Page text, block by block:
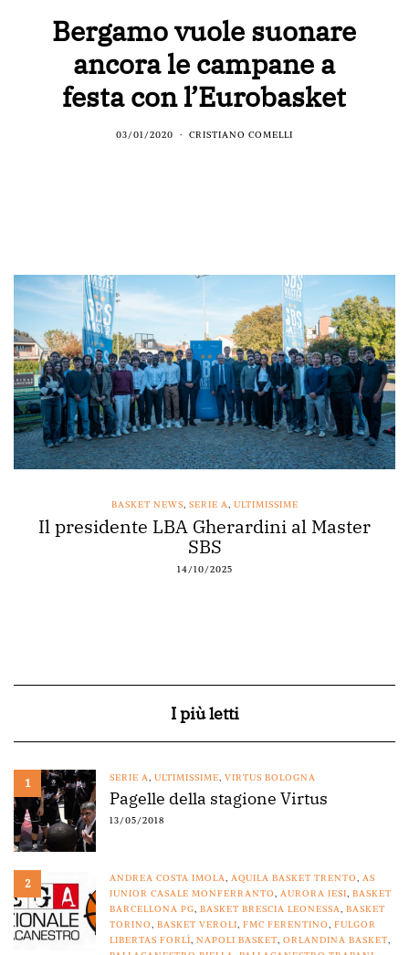
Bergamo vuole suonare
ancora le campane a
festa con l’Eurobasket
03/01/2020 CRISTIANO COMELLI
BASKET NEWS, SERIE A, ULTIMISSIME
Il presidente LBA Gherardini al Master
SBS
14/10/2025
I più letti
1 SERIE A, ULTIMISSIME, VIRTUS BOLOGNA
Pagelle della stagione Virtus
13/05/2018
2 ANDREA COSTA IMOLA, AQUILA BASKET TRENTO, AS
JUNIOR CASALE MONFERRANTO, AURORA JESI, BASKET
BARCELLONA PG, BASKET BRESCIA LEONESSA, BASKET
TORINO, BASKET VEROLI, FMC FERENTINO, FULGOR
LIBERTAS FORLÌ, NAPOLI BASKET, ORLANDINA BASKET,